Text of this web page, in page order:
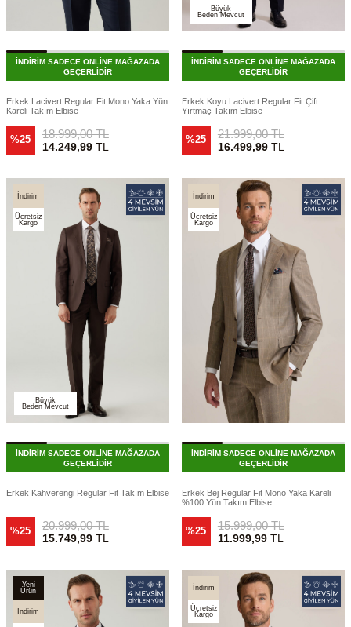
İNDİRİM SADECE ONLİNE MAĞAZADA
GEÇERLİDİR
Erkek Lacivert Regular Fit Mono Yaka Yün
Kareli Takım Elbise
%25 18.999,00TL
14.249,99TL
Büyük
Beden Mevcut
İNDİRİM SADECE ONLİNE MAĞAZADA
GEÇERLİDİR
Erkek Koyu Lacivert Regular Fit Çift
Yırtmaç Takım Elbise
%25 21.999,00TL
16.499,99TL
İndirim
Ücretsiz
Kargo
Büyük
Beden Mevcut
İNDİRİM SADECE ONLİNE MAĞAZADA
GEÇERLİDİR
Erkek Kahverengi Regular Fit Takım Elbise
%25 20.999,00TL
15.749,99TL
İndirim
Ücretsiz
Kargo
İNDİRİM SADECE ONLİNE MAĞAZADA
GEÇERLİDİR
Erkek Bej Regular Fit Mono Yaka Kareli
%100 Yün Takım Elbise
%25 15.999,00TL
11.999,99TL
Yeni
Ürün
İndirim
İndirim
Ücretsiz
Kargo